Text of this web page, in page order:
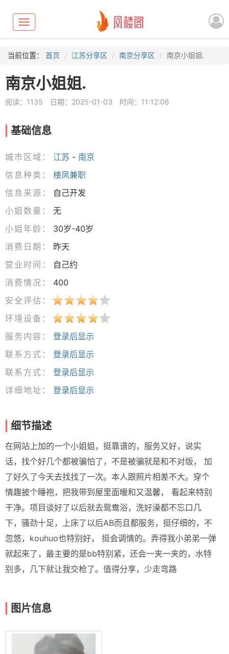
Toggle
navigation
当前位置： 首页 江苏分享区 南京分享区 南京小姐姐.
南京小姐姐.
阅读：1135 日期：2025-01-03 时间：11:12:06
基础信息
城市区域： 江苏 - 南京
信息种类：
楼凤兼职
信息来源：
自己开发
小姐数量：
无
小姐年龄：
30岁-40岁
消费日期：
昨天
营业时间：
自己约
消费情况：
400
安全评估：
环境设备：
服务内容：
登录后显示
联系方式：
登录后显示
联系方式：
登录后显示
详细地址：
登录后显示
细节描述
在网站上加的一个小姐姐，挺靠谱的，服务又好，说实
话，找个好几个都被骗怕了，不是被骗就是和不对版， 加
了好久了今天去找找了一次。本人跟照片相差不大。穿个
情趣披个睡袍，把我带到屋里面暖和又温馨， 看起来特别
干净。项目谈好了以后就去鸳鸯浴，洗好澡都不忘口几
下，骚劲十足，上床了以后AB而且都服务，挺仔细的，不
忽悠，kouhuo也特别好， 挺会调情的。弄得我小弟弟一弹
就起来了，最主要的是bb特别紧，还会一夹一夹的，水特
别多，几下就让我交枪了。值得分享，少走弯路
图片信息